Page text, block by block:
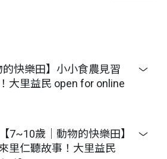
快樂田】小小食農見習
大里益民 open for online
7~10歲｜動物的快樂田】
里仁聽故事！大里益民